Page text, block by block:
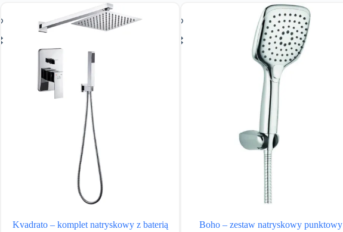
Kvadrato – komplet natryskowy z baterią
Boho – zestaw natryskowy punktowy